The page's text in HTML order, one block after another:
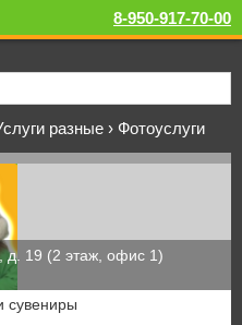
8-950-917-70-00
разные › Фотоуслуги
д. 19 (2 этаж, офис 1)
сувениры